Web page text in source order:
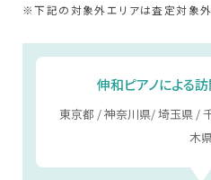
※下記の対象外エリアは査定対象外
伸和ピアノによる
東京都 / 神奈川県/ 埼玉県 /
木